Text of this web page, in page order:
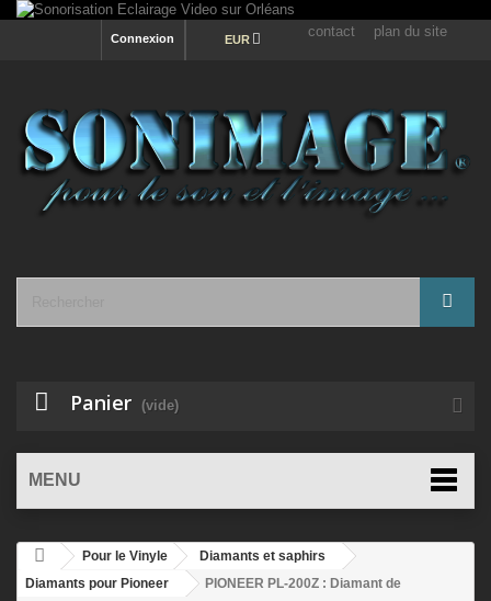
contact plan du site
EUR
Connexion
Panier (vide)
MENU
Pour le Vinyle
Diamants et saphirs
Diamants pour Pioneer
PIONEER PL-200Z : Diamant de